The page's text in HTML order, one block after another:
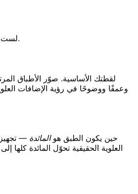
لست بحاجة إلى خمسين تجهيزة. أربع لقطات موثوقة تغطي أي قائمة آسيوية تقريبًا عبر المطبوعات والتوصيل ووسائل التواصل — ولكلٍّ منها مهمة محددة وزاوية محددة.
وعمقًا ووضوحًا في رؤية الإضافات
حين يكون الطبق هوالمائدة
العلوية الحقيقية تحوّل المائدة